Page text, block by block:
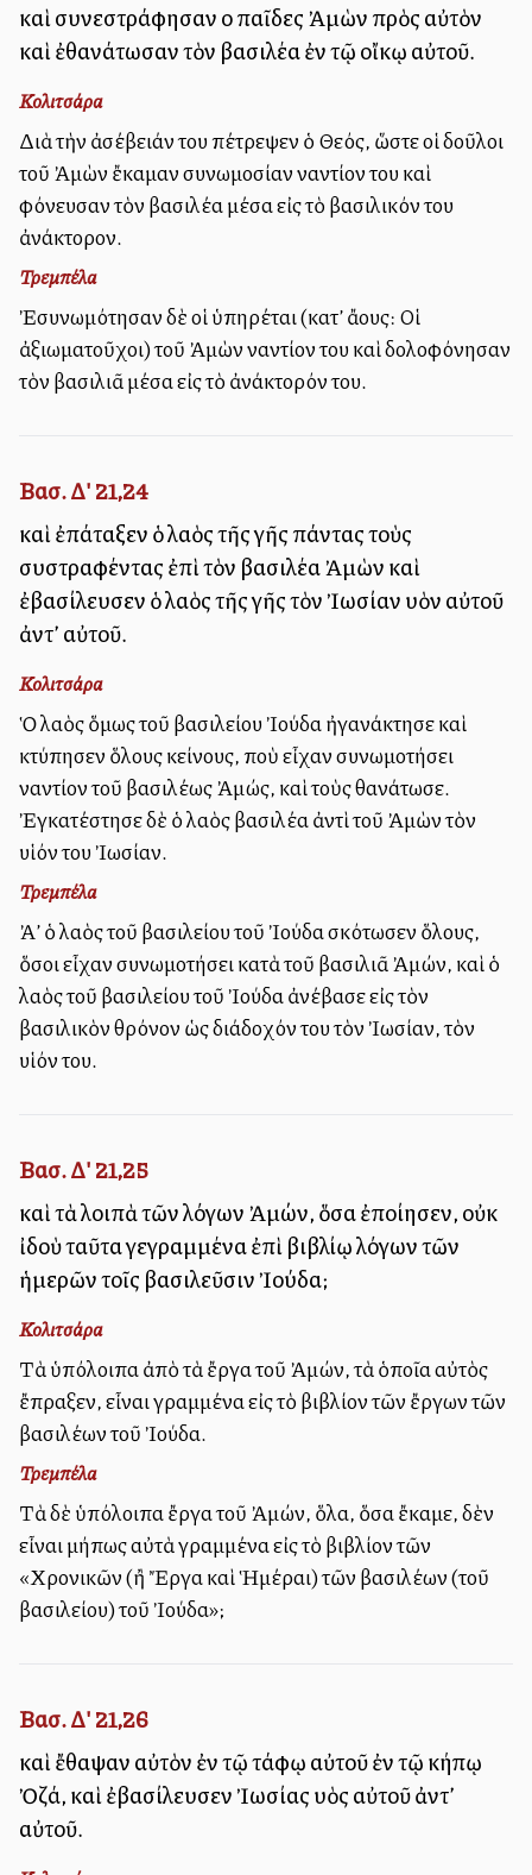
καὶ συνεστράφησαν οἱ παῖδες Ἀμὼν πρὸς αὐτὸν
καὶ ἐθανάτωσαν τὸν βασιλέα ἐν τῷ οἴκῳ αὐτοῦ.
Κολιτσάρα
Διὰ τὴν ἀσέβειάν του ἐπέτρεψεν ὁ Θεός, ὥστε οἱ δοῦλοι
τοῦ Ἀμὼν ἔκαμαν συνωμοσίαν ἐναντίον του καὶ
ἐφόνευσαν τὸν βασιλέα μέσα εἰς τὸ βασιλικόν του
ἀνάκτορον.
Τρεμπέλα
Ἐσυνωμότησαν δὲ οἱ ὑπηρέται (κατ’ ἄλλους: Οἱ
ἀξιωματοῦχοι) τοῦ Ἀμὼν ἐναντίον του καὶ ἐδολοφόνησαν
τὸν βασιλιᾶ μέσα εἰς τὸ ἀνάκτορόν του.
Βασ. Δ' 21,24
καὶ ἐπάταξεν ὁ λαὸς τῆς γῆς πάντας τοὺς
συστραφέντας ἐπὶ τὸν βασιλέα Ἀμὼν καὶ
ἐβασίλευσεν ὁ λαὸς τῆς γῆς τὸν Ἰωσίαν υἱὸν αὐτοῦ
ἀντ’ αὐτοῦ.
Κολιτσάρα
Ὁ λαὸς ὅμως τοῦ βασιλείου Ἰούδα ἠγανάκτησε καὶ
ἐκτύπησεν ὅλους ἐκείνους, ποὺ εἶχαν συνωμοτήσει
ἐναντίον τοῦ βασιλέως Ἀμώς, καὶ τοὺς ἐθανάτωσε.
Ἐγκατέστησε δὲ ὁ λαὸς βασιλέα ἀντὶ τοῦ Ἀμὼν τὸν
υἱόν του Ἰωσίαν.
Τρεμπέλα
Ἀλλ’ ὁ λαὸς τοῦ βασιλείου τοῦ Ἰούδα ἐσκότωσεν ὅλους,
ὅσοι εἶχαν συνωμοτήσει κατὰ τοῦ βασιλιᾶ Ἀμών, καὶ ὁ
λαὸς τοῦ βασιλείου τοῦ Ἰούδα ἀνέβασε εἰς τὸν
βασιλικὸν θρόνον ὡς διάδοχόν του τὸν Ἰωσίαν, τὸν
υἱόν του.
Βασ. Δ' 21,25
καὶ τὰ λοιπὰ τῶν λόγων Ἀμών, ὅσα ἐποίησεν, οὐκ
ἰδοὺ ταῦτα γεγραμμένα ἐπὶ βιβλίῳ λόγων τῶν
ἡμερῶν τοῖς βασιλεῦσιν Ἰούδα;
Κολιτσάρα
Τὰ ὑπόλοιπα ἀπὸ τὰ ἔργα τοῦ Ἀμών, τὰ ὁποῖα αὐτὸς
ἔπραξεν, εἶναι γραμμένα εἰς τὸ βιβλίον τῶν ἔργων τῶν
βασιλέων τοῦ Ἰούδα.
Τρεμπέλα
Τὰ δὲ ὑπόλοιπα ἔργα τοῦ Ἀμών, ὅλα, ὅσα ἔκαμε, δὲν
εἶναι μήπως αὐτὰ γραμμένα εἰς τὸ βιβλίον τῶν
«Χρονικῶν (ἢ Ἔργα καὶ Ἡμέραι) τῶν βασιλέων (τοῦ
βασιλείου) τοῦ Ἰούδα»;
Βασ. Δ' 21,26
καὶ ἔθαψαν αὐτὸν ἐν τῷ τάφῳ αὐτοῦ ἐν τῷ κήπῳ
Ὀζά, καὶ ἐβασίλευσεν Ἰωσίας υἱὸς αὐτοῦ ἀντ’
αὐτοῦ.